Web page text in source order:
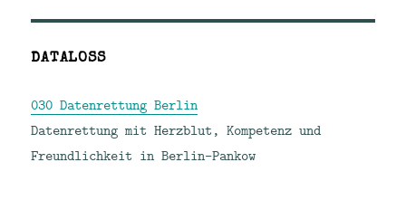
DATALOSS
030 Datenrettung Berlin
Datenrettung mit Herzblut, Kompetenz und
Freundlichkeit in Berlin-Pankow